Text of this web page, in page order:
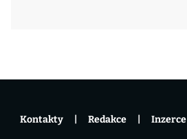
Kontakty Redakce Inzerce